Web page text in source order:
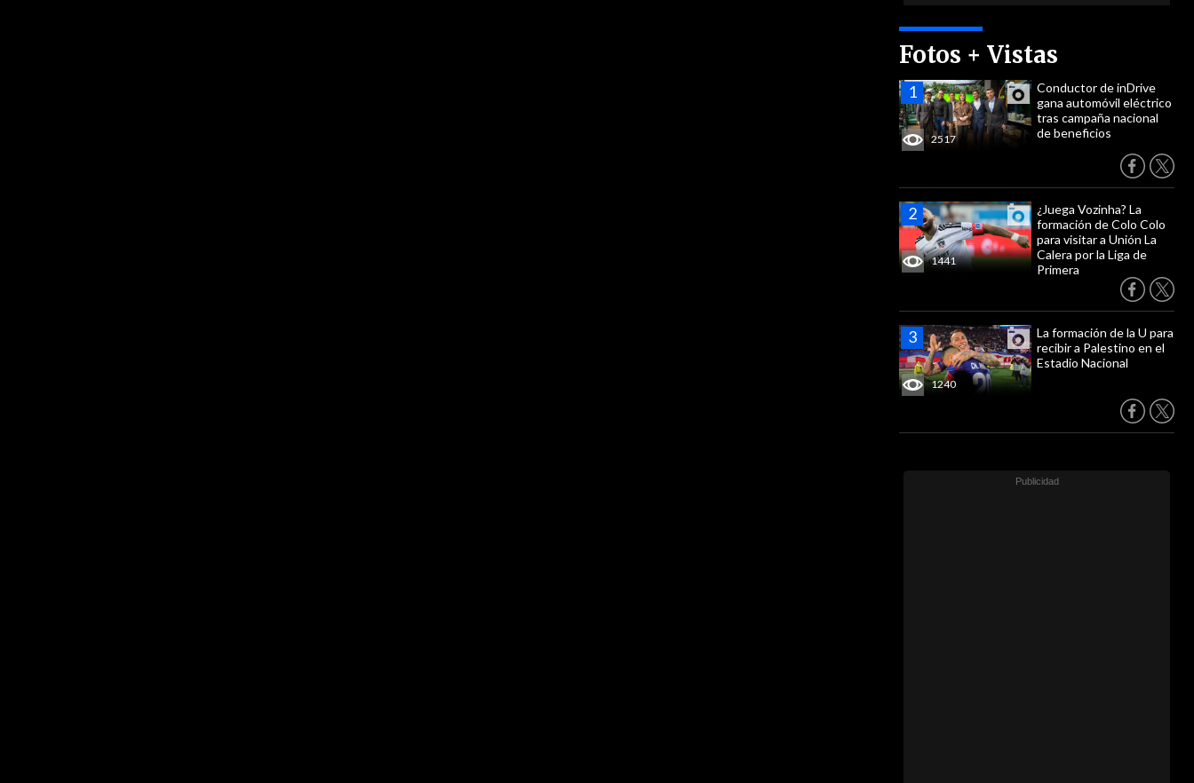
Fotos + Vistas
2517
Conductor de inDrive
gana automóvil eléctrico
tras campaña nacional
de beneficios
1441
¿Juega Vozinha? La
formación de Colo Colo
para visitar a Unión La
Calera por la Liga de
Primera
1240
La formación de la U para
recibir a Palestino en el
Estadio Nacional